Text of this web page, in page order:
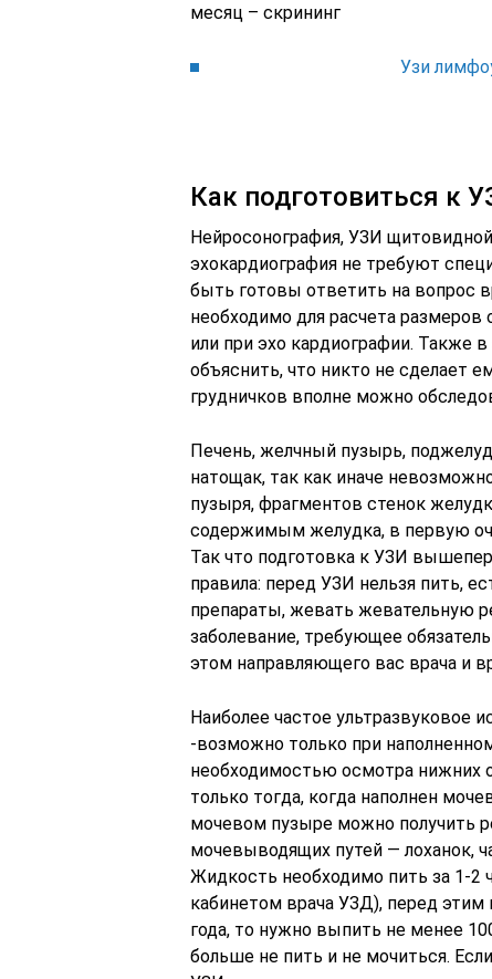
месяц – скрининг
Узи
Как подготовиться к
Нейросонография, УЗИ
эхокардиография не требуют
быть готовы ответить на вопрос
необходимо для расчета
или при эхо кардиографии. Также
объяснить, что никто не сделает
грудничков вполне можно
Печень, желчный пузырь,
натощак, так как иначе
пузыря, фрагментов стенок
содержимым желудка, в первую
Так что подготовка к УЗИ
правила: перед УЗИ нельзя пить,
препараты, жевать жевательную
заболевание, требующее
этом направляющего вас врача и
Наиболее частое ультразвуковое
-возможно только при
необходимостью осмотра нижних
только тогда, когда наполнен
мочевом пузыре можно получить
мочевыводящих путей — лоханок,
Жидкость необходимо пить за 1-2
кабинетом врача УЗД), перед этим
года, то нужно выпить не менее
больше не пить и не мочиться.